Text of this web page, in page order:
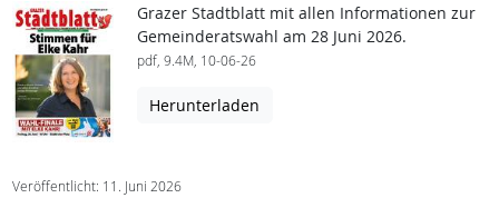
Grazer Stadtblatt mit allen Informationen zur
Gemeinderatswahl am 28 Juni 2026.
pdf, 9.4M, 10-06-26
Herunterladen
Veröffentlicht: 11. Juni 2026